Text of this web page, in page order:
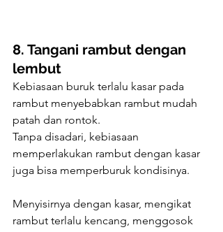
8. Tangani rambut dengan
lembut
Kebiasaan buruk terlalu kasar pada
rambut menyebabkan rambut mudah
patah dan rontok.
Tanpa disadari, kebiasaan
memperlakukan rambut dengan kasar
juga bisa memperburuk kondisinya.
Menyisirnya dengan kasar, mengikat
rambut terlalu kencang, menggosok